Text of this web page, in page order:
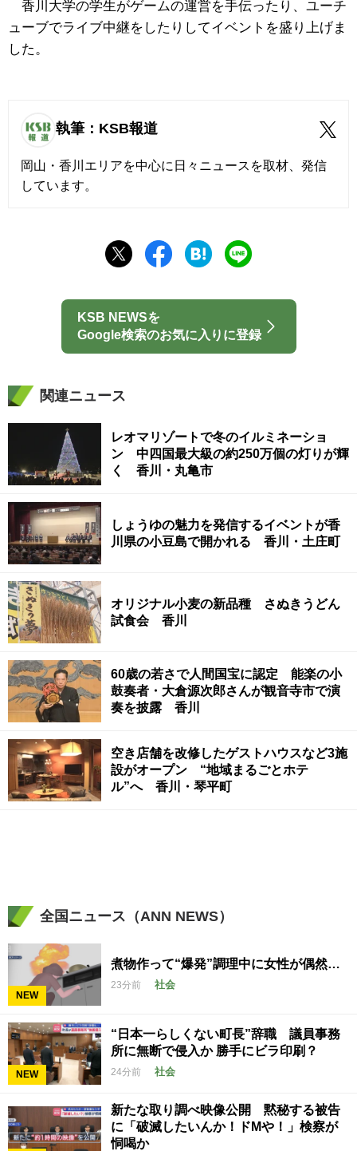
香川大学の学生がゲームの運営を手伝ったり、ユーチ
ューブでライブ中継をしたりしてイベントを盛り上げま
した。
執筆：KSB報道
岡山・香川エリアを中心に日々ニュースを取材、発信
しています。
KSB NEWSを
Google検索のお気に入りに登録
関連ニュース
レオマリゾートで冬のイルミネーショ
ン 中四国最大級の約250万個の灯りが輝
く 香川・丸亀市
しょうゆの魅力を発信するイベントが香
川県の小豆島で開かれる 香川・土庄町
オリジナル小麦の新品種 さぬきうどん
試食会 香川
60歳の若さで人間国宝に認定 能楽の小
鼓奏者・大倉源次郎さんが観音寺市で演
奏を披露 香川
空き店舗を改修したゲストハウスなど3施
設がオープン “地域まるごとホテ
ル”へ 香川・琴平町
全国ニュース（ANN NEWS）
NEW
煮物作って“爆発”調理中に女性が偶然…
23分前 社会
NEW
“日本一らしくない町長”辞職 議員事務
所に無断で侵入か 勝手にビラ印刷？
24分前 社会
新たな取り調べ映像公開 黙秘する被告
に「破滅したいんか！ドMや！」検察が
恫喝か